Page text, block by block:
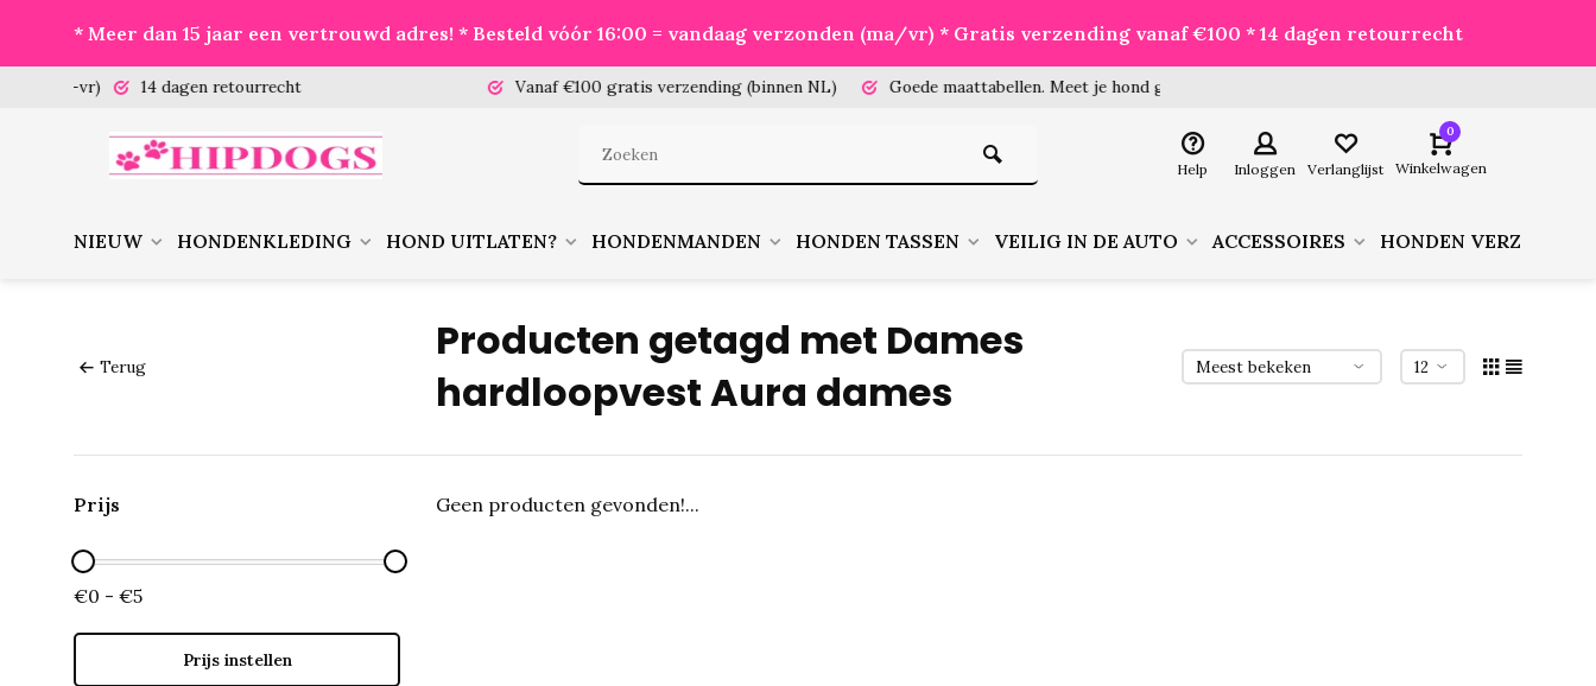
* Meer dan 15 jaar een vertrouwd adres! * Besteld vóór 16:00 = vandaag verzonden (ma/vr) * Gratis verzending vanaf €100 * 14 dagen retourrecht
14 dagen retourrecht Vanaf €100 gratis verzending (binnen NL) Goede maattabellen.Meet je hond goed voor je besteld!
Help Inloggen Verlanglijst
0
Winkelwagen
NIEUW HONDENKLEDING HOND UITLATEN? HONDENMANDEN HONDEN TASSEN VEILIG IN DE AUTO ACCESSOIRES HONDEN
Terug
Producten getagd met Dames
hardloopvest Aura dames
Prijs
€0 - €5
Prijs instellen
Geen producten gevonden!...